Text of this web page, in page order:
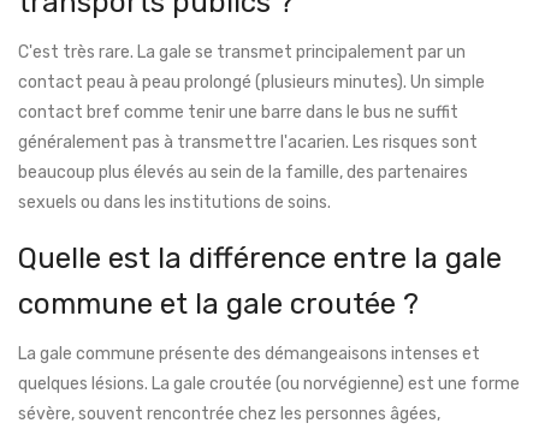
C'est très rare. La gale se transmet principalement par un
contact peau à peau prolongé (plusieurs minutes). Un simple
contact bref comme tenir une barre dans le bus ne suffit
généralement pas à transmettre l'acarien. Les risques sont
beaucoup plus élevés au sein de la famille, des partenaires
sexuels ou dans les institutions de soins.
Quelle est la différence entre la gale
commune et la gale croutée ?
La gale commune présente des démangeaisons intenses et
quelques lésions. La gale croutée (ou norvégienne) est une forme
sévère, souvent rencontrée chez les personnes âgées,